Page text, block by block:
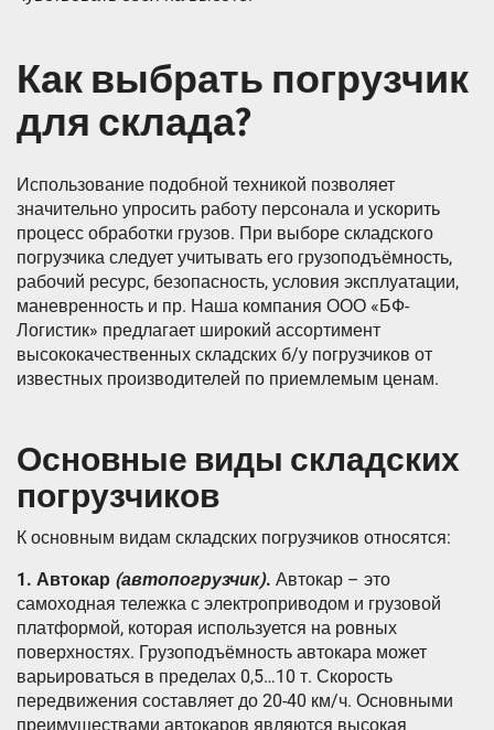
Как выбрать погрузчик
для склада?
Использование подобной техникой позволяет
значительно упросить работу персонала и ускорить
процесс обработки грузов. При выборе складского
погрузчика следует учитывать его грузоподъёмность,
рабочий ресурс, безопасность, условия эксплуатации,
маневренность и пр. Наша компания ООО «БФ-
Логистик» предлагает широкий ассортимент
высококачественных складских б/у погрузчиков от
известных производителей по приемлемым ценам.
Основные виды складских
погрузчиков
К основным видам складских погрузчиков относятся:
1. Автокар (автопогрузчик). Автокар – это
самоходная тележка с электроприводом и грузовой
платформой, которая используется на ровных
поверхностях. Грузоподъёмность автокара может
варьироваться в пределах 0,5…10 т. Скорость
передвижения составляет до 20-40 км/ч. Основными
преимуществами автокаров являются высокая